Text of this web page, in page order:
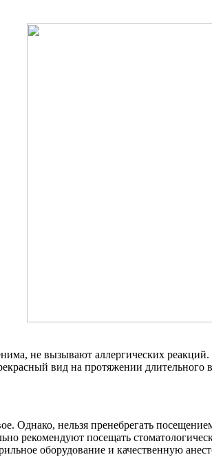
не вызывают аллергических
вид на протяжении длительного
Однако, нельзя пренебрегать
рекомендуют посещать
оборудование и качественную